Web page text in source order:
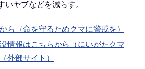
いヤブなどを減らす。
ら（命を守るためクマに警戒を）
情報はこちらから（にいがたクマ
外部サイト）